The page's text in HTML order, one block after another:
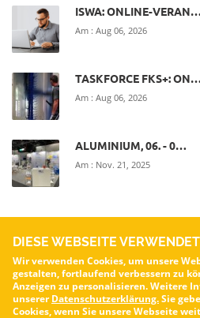
ISWA: ONLINE-
Am : Aug 06, 2026
TASKFORCE FKS+:
Am : Aug 06, 2026
ALUMINIUM, 06. - 0…
Am : Nov. 21, 2025
VOA – Verband für die
© Alle Rechte vorbehalten.voa.de
DIESE WEBSEITE
Wir verwenden Cookies, um unsere
gestalten, fortlaufend verbessern zu
Anzeigen zu personalisieren. Weitere
unsererDatenschutzerklärung.Sie
Cookies, wenn Sie unsere Webseite